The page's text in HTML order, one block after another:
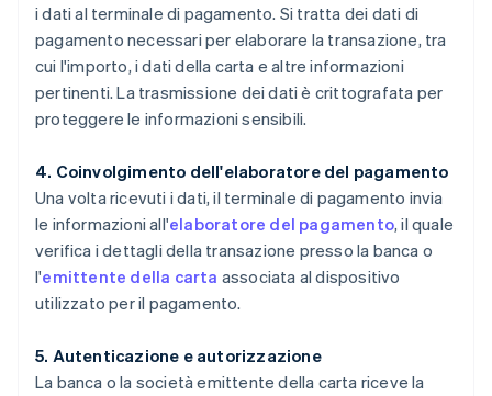
i dati al terminale di pagamento. Si tratta dei dati di
pagamento necessari per elaborare la transazione, tra
cui l'importo, i dati della carta e altre informazioni
pertinenti. La trasmissione dei dati è crittografata per
proteggere le informazioni sensibili.
4. Coinvolgimento dell'elaboratore del pagamento
Una volta ricevuti i dati, il terminale di pagamento invia
le informazioni all'elaboratore del pagamento, il quale
verifica i dettagli della transazione presso la banca o
l'emittente della carta associata al dispositivo
utilizzato per il pagamento.
5. Autenticazione e autorizzazione
La banca o la società emittente della carta riceve la